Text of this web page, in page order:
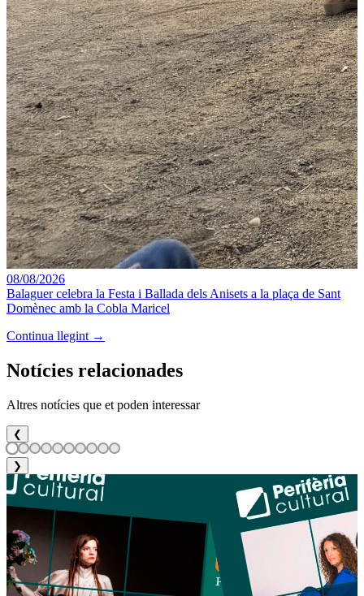
08/08/2026
Balaguer celebra la Festa i Ballada dels Anisets a la plaça de Sant
Domènec amb la Cobla Maricel
Continua llegint →
Notícies relacionades
Altres notícies que et poden interessar
❮
❯